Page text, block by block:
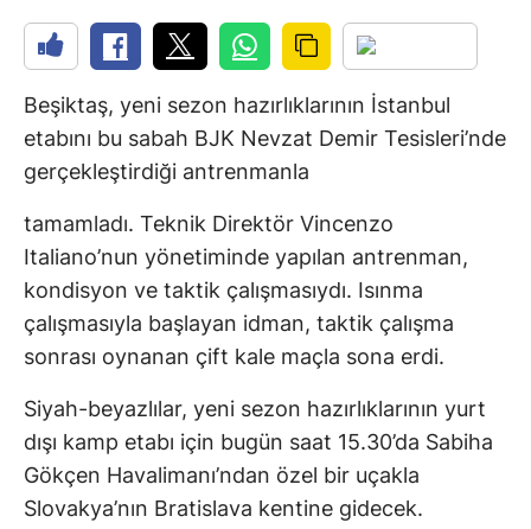
Beşiktaş, yeni sezon hazırlıklarının İstanbul
etabını bu sabah BJK Nevzat Demir Tesisleri’nde
gerçekleştirdiği antrenmanla
tamamladı. Teknik Direktör Vincenzo
Italiano’nun yönetiminde yapılan antrenman,
kondisyon ve taktik çalışmasıydı. Isınma
çalışmasıyla başlayan idman, taktik çalışma
sonrası oynanan çift kale maçla sona erdi.
Siyah-beyazlılar, yeni sezon hazırlıklarının yurt
dışı kamp etabı için bugün saat 15.30’da Sabiha
Gökçen Havalimanı’ndan özel bir uçakla
Slovakya’nın Bratislava kentine gidecek.